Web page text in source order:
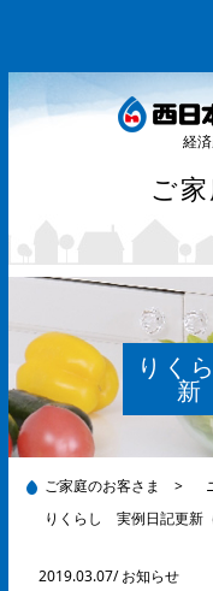
経
ご
りく
新
ご家庭のお客さま >
りくらし 実例日記更新
2019.03.07/お知らせ